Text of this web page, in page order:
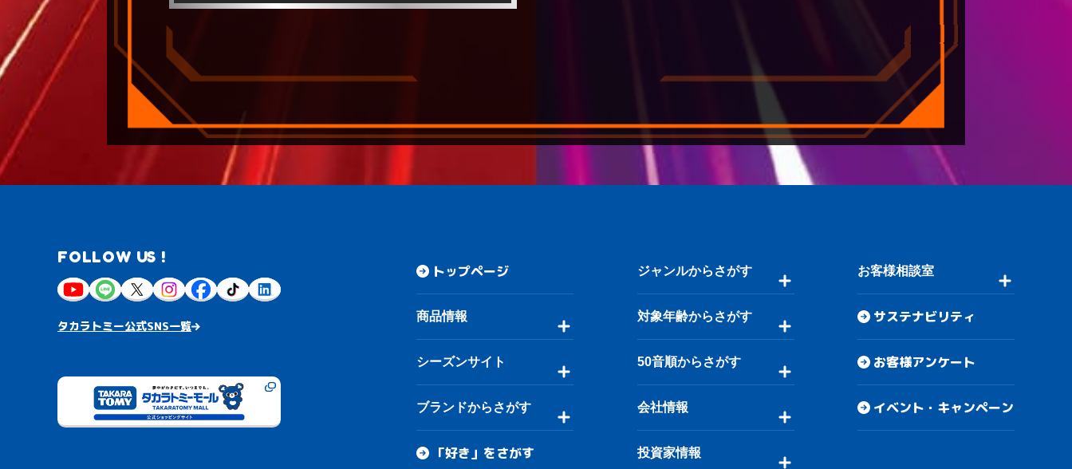
FOLLOW US !
タカラトミー公式SNS一覧
トップページ
商品情報
シーズンサイト
ブランドからさがす
「好き」をさがす
ジャンルからさがす
対象年齢からさがす
50音順からさがす
会社情報
投資家情報
お客様相談室
サステナビリティ
お客様アンケート
イベント・キャンペーン